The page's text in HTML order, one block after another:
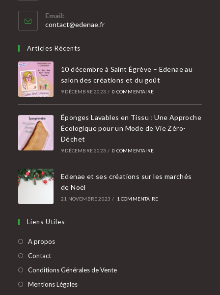
Email:
contact@edenae.fr
Articles Récents
10 décembre à Saint Égrève – Edenae au
salon des créations et du goût
9 DÉCEMBRE 2023 / 0 COMMENTAIRE
Éponges Lavables en Tissu : Une Approche
Écologique pour un Mode de Vie Zéro-
Déchet
9 DÉCEMBRE 2023 / 0 COMMENTAIRE
Edenae et ses créations sur les marchés
de Noël
21 NOVEMBRE 2023 / 1 COMMENTAIRE
Liens Utiles
A propos
Contact
Conditions Générales de Vente
Mentions Légales